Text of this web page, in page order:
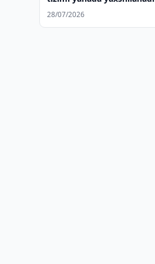
28/07/2026